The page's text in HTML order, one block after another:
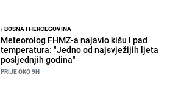
/BOSNA I HERCEGOVINA
Meteorolog FHMZ-a najavio kišu i pad
temperatura: "Jedno od najsvježijih ljeta
posljednjih godina"
PRIJE OKO 9H